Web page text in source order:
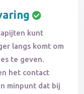
kunt
langs komt om
te geven.
het contact
minpunt dat bij